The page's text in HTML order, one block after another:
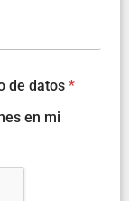
de datos *
en mi